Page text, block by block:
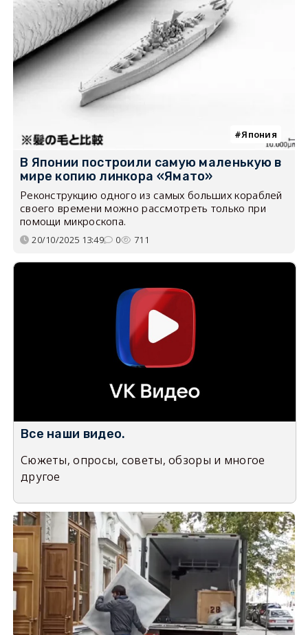
Япония
В Японии построили самую маленькую в
мире копию линкора «Ямато»
Реконструкцию одного из самых больших кораблей
своего времени можно рассмотреть только при
помощи микроскопа.
20/10/2025 13:49 0 711
Все наши видео.
Сюжеты, опросы, советы, обзоры и многое
другое